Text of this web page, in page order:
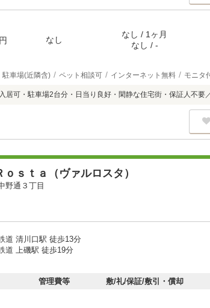
なし
なし / 1ヶ月
なし / -
駐車場(近隣含) ペット相談可 インターネット無料 モニタ
居可・駐車場2台分・日当り良好・閑静な住宅街・保証人不
ｓｔａ（ヴァルロスタ）
野通３丁目
道 清川口駅 徒歩13分
道 上磯駅 徒歩19分
管理費等 敷/礼/保証/敷引・償却